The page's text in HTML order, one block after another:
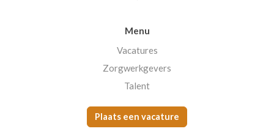
Menu
Vacatures
Zorgwerkgevers
Talent
Plaats een vacature